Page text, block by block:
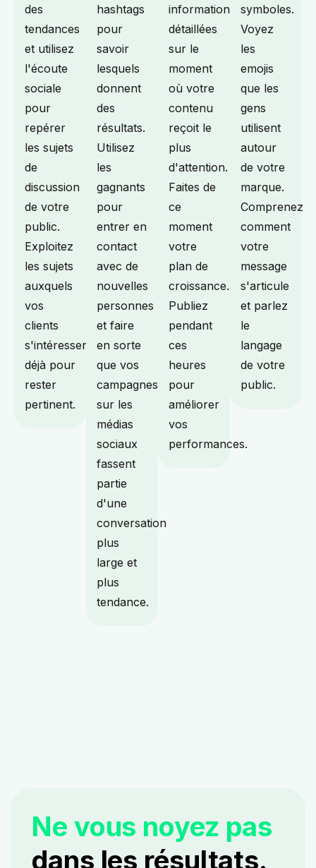
des
tendances
et utilisez
l'écoute
sociale
pour
repérer
les sujets
de
discussion
de votre
public.
Exploitez
les sujets
auxquels
vos
clients
s'intéressent
déjà pour
rester
pertinent.
hashtags
pour
savoir
lesquels
donnent
des
résultats.
Utilisez
les
gagnants
pour
entrer en
contact
avec de
nouvelles
personnes
et faire
en sorte
que vos
campagnes
sur les
médias
sociaux
fassent
partie
d'une
conversation
plus
large et
plus
tendance.
informations
détaillées
sur le
moment
où votre
contenu
reçoit le
plus
d'attention.
Faites de
ce
moment
votre
plan de
croissance.
Publiez
pendant
ces
heures
pour
améliorer
vos
performances.
symboles.
Voyez
les
emojis
que les
gens
utilisent
autour
de votre
marque.
Comprenez
comment
votre
message
s'articule
et parlez
le
langage
de votre
public.
Ne vous noyez pas
dans les résultats.